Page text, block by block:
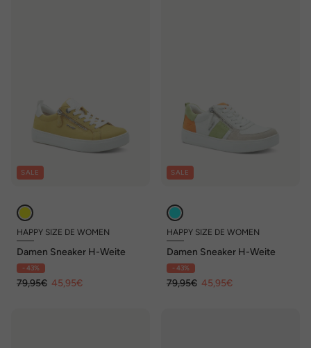
SALE
HAPPY SIZE DE WOMEN
Damen Sneaker H-Weite
- 43%
79,95€ 45,95€
SALE
HAPPY SIZE DE WOMEN
Damen Sneaker H-Weite
- 43%
79,95€ 45,95€